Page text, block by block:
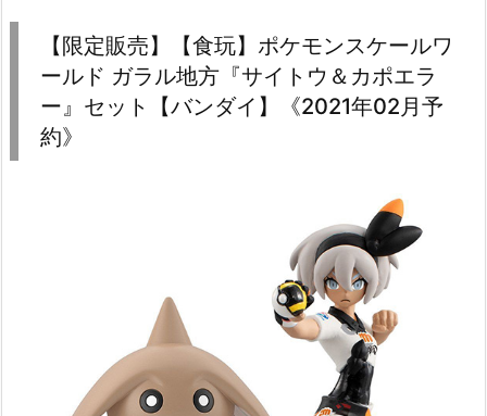
【限定販売】【食玩】ポケモンスケールワ
ールド ガラル地方『サイトウ＆カポエラ
ー』セット【バンダイ】《2021年02月予
約》